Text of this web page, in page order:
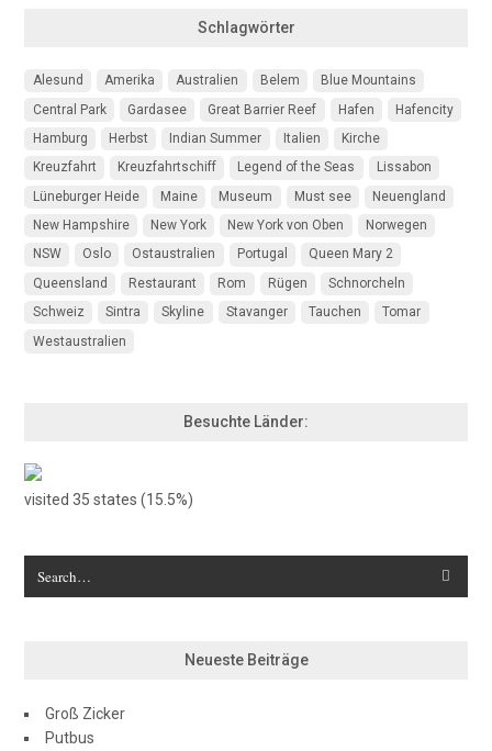
Schlagwörter
Alesund Amerika Australien Belem
Blue Mountains
Central Park
Gardasee Great Barrier Reef Hafen
Hafencity
Hamburg
Herbst Indian Summer Italien
Kirche
Kreuzfahrt
Kreuzfahrtschiff Legend of the Seas
Lissabon
Lüneburger Heide
Maine Museum Must see
Neuengland
New Hampshire
New York New York von Oben
Norwegen
NSW
Oslo Ostaustralien Portugal
Queen Mary 2
Queensland
Restaurant Rom Rügen
Schnorcheln
Schweiz
Sintra Skyline Stavanger Tauchen
Tomar
Westaustralien
Besuchte Länder:
visited 35 states (15.5%)
Neueste Beiträge
Groß Zicker
Putbus